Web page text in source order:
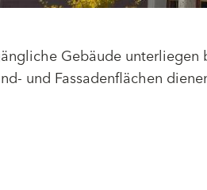
Gebäude
und Fassadenflächen